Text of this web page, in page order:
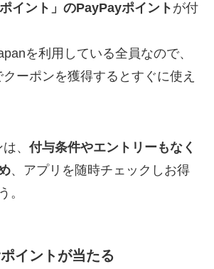
ポイント」のPayPayポイント が付
を利用している全員なので、
ーポンを獲得するとすぐに使え
は、付与条件やエントリーもなく
、アプリを随時チェックしお得
。
イントが当たる